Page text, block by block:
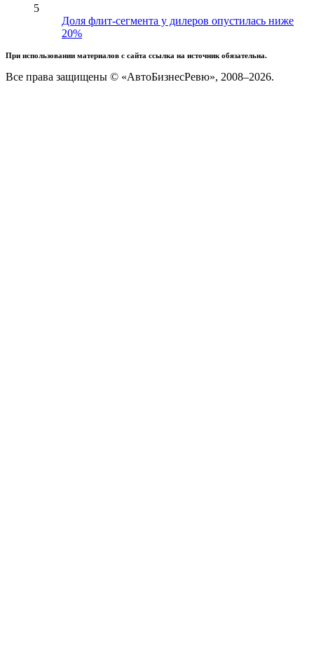
5
Доля флит-сегмента у дилеров опустилась ниже
20%
При использовании материалов с сайта ссылка на источник обязательна.
Все права защищены © «АвтоБизнесРевю», 2008–2026.